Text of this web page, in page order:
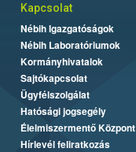
Kapcsolat
Nébih Igazgatóságok
Nébih Laboratóriumok
Kormányhivatalok
Sajtókapcsolat
Ügyfélszolgálat
Hatósági jogsegély
Élelmiszermentő Központ
Hírlevél feliratkozás